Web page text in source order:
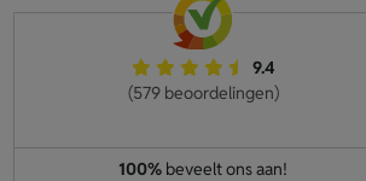
9.4
(579 beoordelingen)
100% beveelt ons aan!